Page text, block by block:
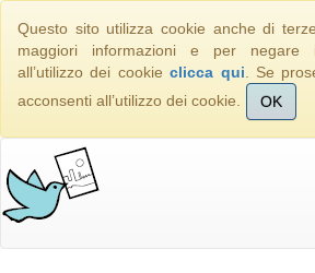
Questo sito utilizza cookie anche di
maggiori informazioni e per negare
all’utilizzo dei cookieclicca qui . Se
acconsenti all’utilizzo dei cookie.
OK